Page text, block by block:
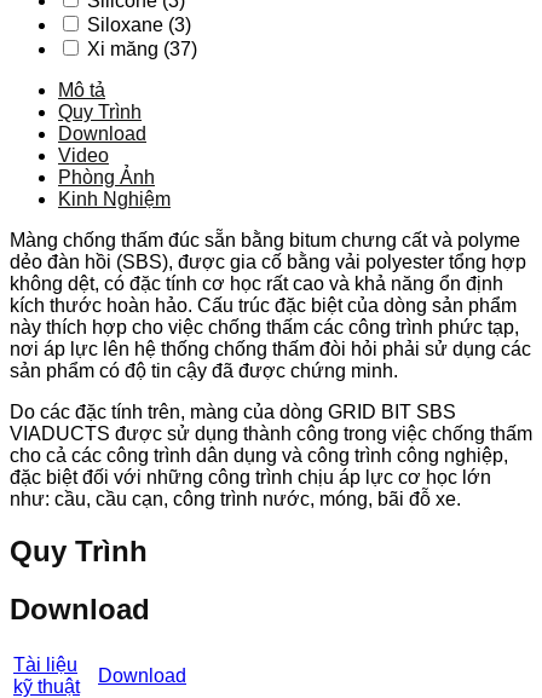
Siloxane (3)
Xi măng (37)
Mô tả
Quy Trình
Download
Video
Phòng Ảnh
Kinh Nghiệm
Màng chống thấm đúc sẵn bằng bitum chưng cất và polyme
dẻo đàn hồi (SBS), được gia cố bằng vải polyester tổng hợp
không dệt, có đặc tính cơ học rất cao và khả năng ổn định
kích thước hoàn hảo. Cấu trúc đặc biệt của dòng sản phẩm
này thích hợp cho việc chống thấm các công trình phức tạp,
nơi áp lực lên hệ thống chống thấm đòi hỏi phải sử dụng các
sản phẩm có độ tin cậy đã được chứng minh.
Do các đặc tính trên, màng của dòng GRID BIT SBS
VIADUCTS được sử dụng thành công trong việc chống thấm
cho cả các công trình dân dụng và công trình công nghiệp,
đặc biệt đối với những công trình chịu áp lực cơ học lớn
như: cầu, cầu cạn, công trình nước, móng, bãi đỗ xe.
Quy Trình
Download
Tài liệu
kỹ thuật
Download